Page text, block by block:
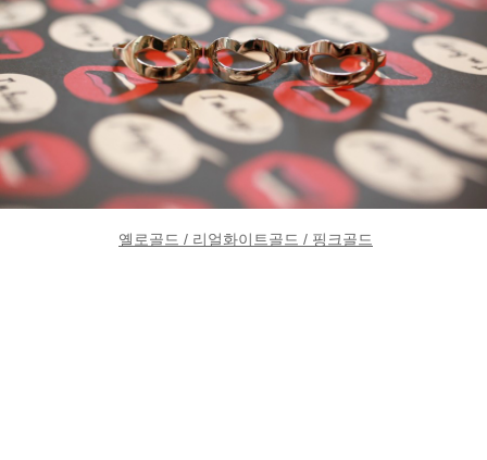
옐로골드 / 리얼화이트골드 / 핑크골드